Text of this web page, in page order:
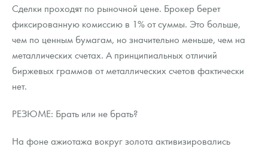
Сделки проходят по рыночной цене. Брокер берет
фиксированную комиссию в 1% от суммы. Это больше,
чем по ценным бумагам, но значительно меньше, чем на
металлических счетах. А принципиальных отличий
биржевых граммов от металлических счетов фактически
нет.
РЕЗЮМЕ: Брать или не брать?
На фоне ажиотажа вокруг золота активизировались